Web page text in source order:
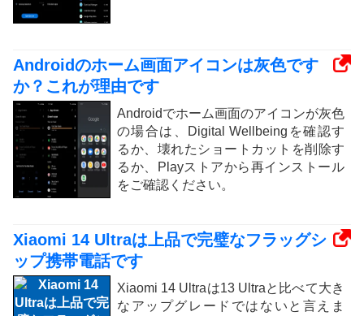
Androidのホーム画面アイコンは灰色です
か？これが理由です
Androidでホーム画面のアイコンが灰色
の場合は、Digital Wellbeingを確認す
るか、壊れたショートカットを削除す
るか、Playストアから再インストール
をご確認ください。
Xiaomi 14 Ultraは上品で完璧なフラッグシ
ップ携帯電話です
Xiaomi 14 Ultraは13 Ultraと比べて大き
なアップグレードではないと言えま